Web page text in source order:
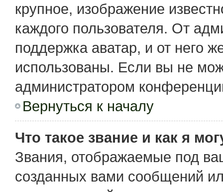
крупное, изображение
каждого пользователя. От
поддержка аватар, и от него
использованы. Если вы не
администратором
Вернуться к началу
Что такое звание и как я
Звания, отображаемые под
созданных вами сообщений